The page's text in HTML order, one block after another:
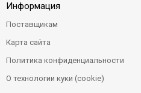
Информация
Поставщикам
Карта сайта
Политика конфиденциальности
О технологии куки (cookie)